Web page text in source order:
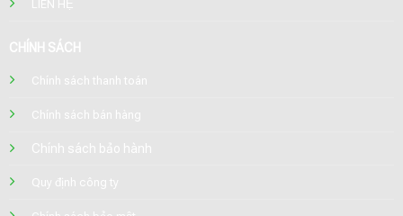
LIÊN HỆ
CHÍNH SÁCH
Chính sách thanh toán
Chính sách bán hàng
Chính sách bảo hành
Quy định công ty